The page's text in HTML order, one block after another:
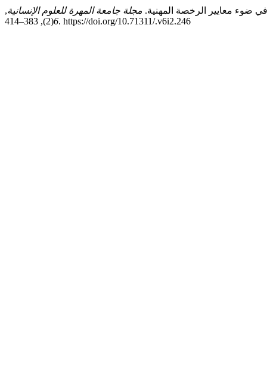
مجلة جامعة المهرة للعلوم الإنسانية,
6(2), 383–414. https://doi.org/10.71311/.v6i2.246